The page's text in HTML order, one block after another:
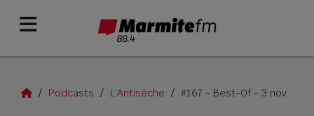
Podcasts L'Antisèche #167 - Best-Of - 3 novembre 2021